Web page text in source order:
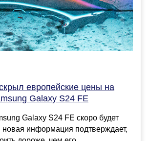
европейские цены на
Galaxy S24 FE
Galaxy S24 FE скоро будет
новая информация подтверждает,